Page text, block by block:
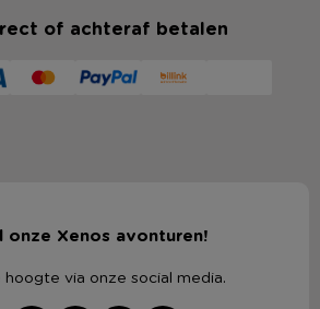
of achteraf betalen
onze Xenos avonturen!
hoogte via onze social media.